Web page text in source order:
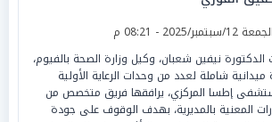
الجمعة 12/سبتمبر/2025 - 08:21 م
الدكتورة نيفين شعبان، وكيل وزارة الصحة بالفيوم،
ميدانية شاملة لعدد من وحدات الرعاية الأولية
إطسا المركزي، يرافقها فريق متخصص من
المعنية بالمديرية، بهدف الوقوف على جودة